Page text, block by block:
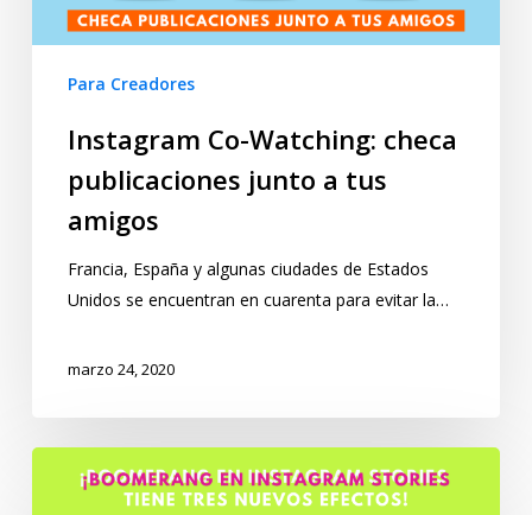
Para Creadores
Instagram Co-Watching: checa
publicaciones junto a tus
amigos
Francia, España y algunas ciudades de Estados
Unidos se encuentran en cuarenta para evitar la…
marzo 24, 2020